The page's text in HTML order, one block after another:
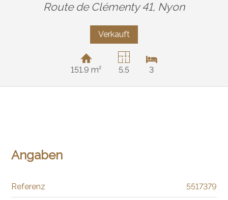
Route de Clémenty 41, Nyon
Verkauft
151.9 m² 5.5 3
Angaben
Referenz 5517379